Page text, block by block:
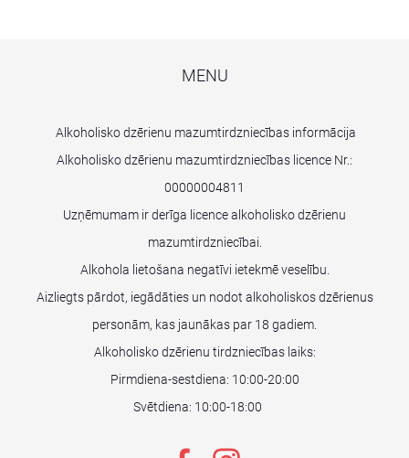
MENU
Alkoholisko dzērienu mazumtirdzniecības informācija
Alkoholisko dzērienu mazumtirdzniecības licence Nr.:
00000004811
Uzņēmumam ir derīga licence alkoholisko dzērienu
mazumtirdzniecībai.
Alkohola lietošana negatīvi ietekmē veselību.
Aizliegts pārdot, iegādāties un nodot alkoholiskos dzērienus
personām, kas jaunākas par 18 gadiem.
Alkoholisko dzērienu tirdzniecības laiks:
Pirmdiena-sestdiena: 10:00-20:00
Svētdiena: 10:00-18:00